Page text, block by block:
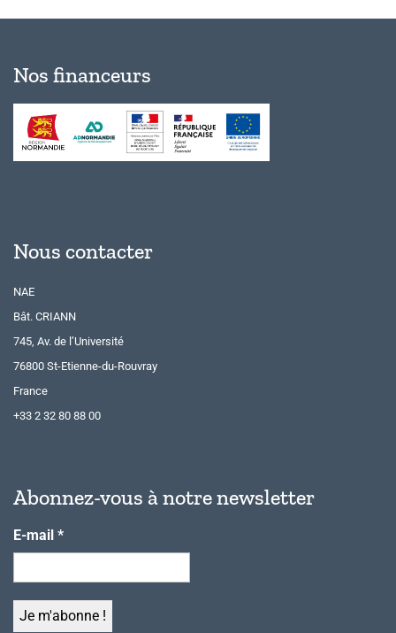
Nos financeurs
Nous contacter
NAE
Bât. CRIANN
745, Av. de l’Université
76800 St-Etienne-du-Rouvray
France
+33 2 32 80 88 00
Abonnez-vous à notre newsletter
E-mail *